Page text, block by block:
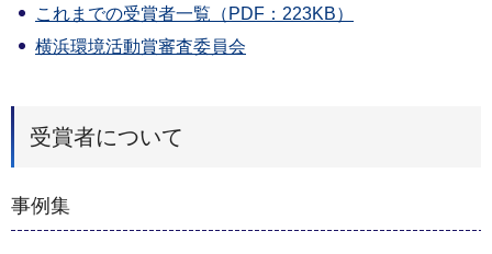
これまでの受賞者一覧（PDF：223KB）
横浜環境活動賞審査委員会
受賞者について
事例集